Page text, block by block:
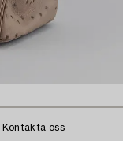
Kontakta oss